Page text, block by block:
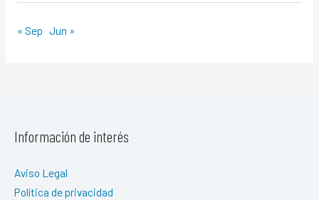
« Sep Jun »
Información de interés
Aviso Legal
Política de privacidad